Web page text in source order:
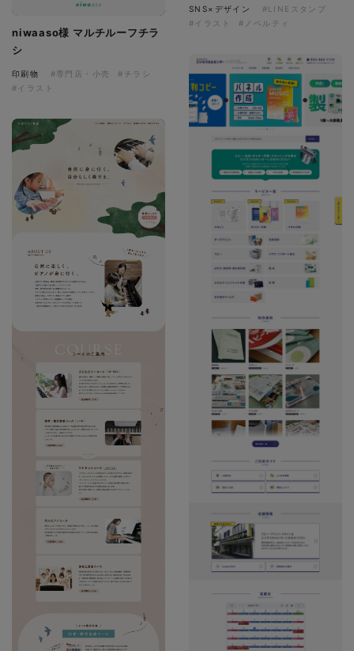
niwaaso様 マルチルーフチラ
シ
印刷物 #専門店・小売
#チラシ
#イラスト
SNS×デザイン
#LINEスタンプ
#イラスト
#ノベルティ